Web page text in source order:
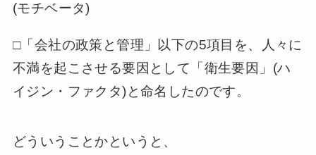
(モチベータ)
□「会社の政策と管理」以下の5項目を、人々に
不満を起こさせる要因として「衛生要因」(ハ
イジン・ファクタ)と命名したのです。
どういうことかというと、